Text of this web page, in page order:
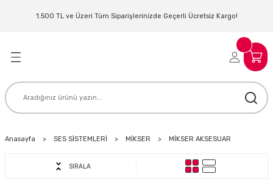
1.500 TL ve Üzeri Tüm Siparişlerinizde Geçerli Ücretsiz Kargo!
Geri Dön
Geri Dön
OYNATICI
Geri Dön
Geri Dön
Geri Dön
Geri Dön
Geri Dön
Geri Dön
Anasayfa SES SİSTEMLERİ MİKSER MİKSER AKSESUAR
SIRALA